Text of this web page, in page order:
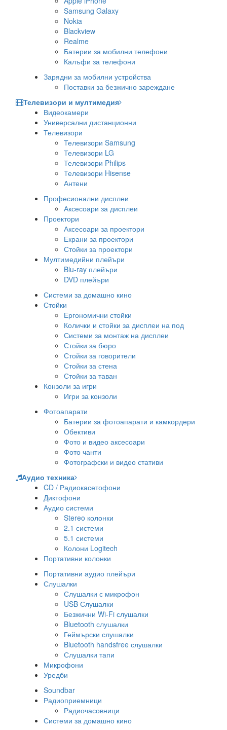
Samsung Galaxy
Nokia
Blackview
Realme
Батерии за мобилни телефони
Калъфи за телефони
Зарядни за мобилни устройства
Поставки за безжично зареждане
Телевизори и мултимедия
Видеокамери
Универсални дистанционни
Телевизори
Телевизори Samsung
Телевизори LG
Телевизори Philips
Телевизори Hisense
Антени
Професионални дисплеи
Аксесоари за дисплеи
Проектори
Аксесоари за проектори
Екрани за проектори
Стойки за проектори
Мултимедийни плейъри
Blu-ray плейъри
DVD плейъри
Системи за домашно кино
Стойки
Ергономични стойки
Колички и стойки за дисплеи на под
Системи за монтаж на дисплеи
Стойки за бюро
Стойки за говорители
Стойки за стена
Стойки за таван
Конзоли за игри
Игри за конзоли
Фотоапарати
Батерии за фотоапарати и камкордери
Обективи
Фото и видео аксесоари
Фото чанти
Фотографски и видео стативи
Аудио техника
CD / Радиокасетофони
Диктофони
Аудио системи
Stereo колонки
2.1 системи
5.1 системи
Колони Logitech
Портативни колонки
Портативни аудио плейъри
Слушалки
Слушалки с микрофон
USB Слушалки
Безжични Wi-Fi слушалки
Bluetooth слушалки
Геймърски слушалки
Bluetooth handsfree слушалки
Слушалки тапи
Микрофони
Уредби
Soundbar
Радиоприемници
Радиочасовници
Системи за домашно кино